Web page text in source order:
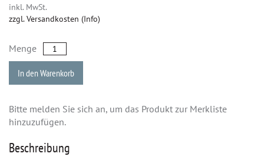
inkl. MwSt.
zzgl. Versandkosten (Info)
Menge
In den Warenkorb
Bitte melden Sie sich an, um das Produkt zur Merkliste
hinzuzufügen.
Beschreibung